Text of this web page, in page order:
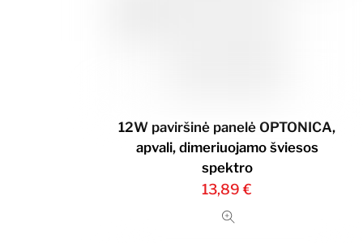
12W paviršinė panelė OPTONICA,
apvali, dimeriuojamo šviesos
spektro
13,89€